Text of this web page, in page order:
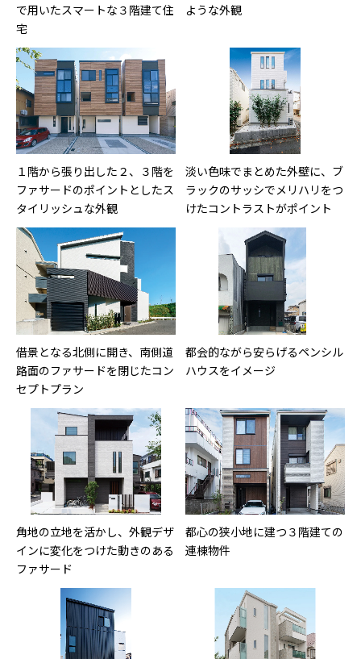
で用いたスマートな３階建て住
宅
ような外観
１階から張り出した２、３階を
ファサードのポイントとしたス
タイリッシュな外観
淡い色味でまとめた外壁に、ブ
ラックのサッシでメリハリをつ
けたコントラストがポイント
借景となる北側に開き、南側道
路面のファサードを閉じたコン
セプトプラン
都会的ながら安らげるペンシル
ハウスをイメージ
角地の立地を活かし、外観デザ
インに変化をつけた動きのある
ファサード
都心の狭小地に建つ３階建ての
連棟物件